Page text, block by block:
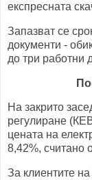
експресната
Запазват се
документи -
до три работни
На закрито
регулиране
цената на
8,42%, считано
За клиентите